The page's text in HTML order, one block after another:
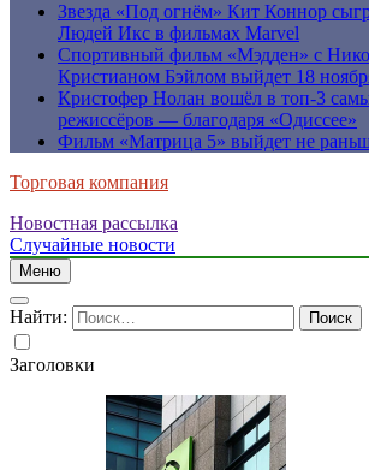
Звезда «Под огнём» Кит Коннор
Людей Икс в фильмах Marvel
Спортивный фильм «Мэдден» с
Кристианом Бэйлом выйдет 18
Кристофер Нолан вошёл в топ-3
режиссёров — благодаря «Одиссее»
Фильм «Матрица 5» выйдет не
Торговая компания
Новостная рассылка
Случайные новости
Меню
Найти:
Заголовки